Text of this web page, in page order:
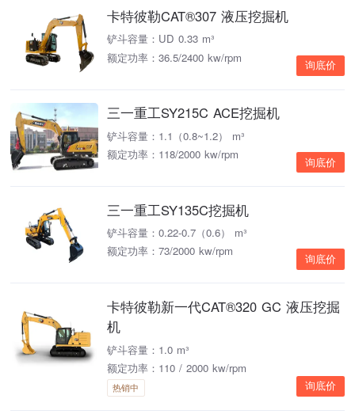
卡特彼勒CAT®307 液压挖掘机
铲斗容量：UD 0.33 m³
额定功率：36.5/2400 kw/rpm
询底价
三一重工SY215C ACE挖掘机
铲斗容量：1.1（0.8~1.2） m³
额定功率：118/2000 kw/rpm
询底价
三一重工SY135C挖掘机
铲斗容量：0.22-0.7（0.6） m³
额定功率：73/2000 kw/rpm
询底价
卡特彼勒新一代CAT®320 GC 液压挖掘
机
铲斗容量：1.0 m³
额定功率：110 / 2000 kw/rpm
热销中 询底价